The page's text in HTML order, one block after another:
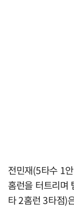
전민재(5타수 1
홈런을 터트리며
타 2홈런 3타점)